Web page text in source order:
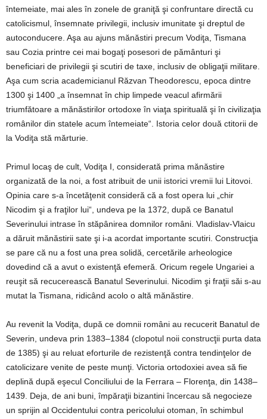
întemeiate, mai ales în zonele de graniţă şi confruntare directă cu
catolicismul, însemnate privilegii, inclusiv imunitate şi dreptul de
autoconducere. Aşa au ajuns mănăstiri precum Vodiţa, Tismana
sau Cozia printre cei mai bogaţi posesori de pământuri şi
beneficiari de privilegii şi scutiri de taxe, inclusiv de obligaţii militare.
Aşa cum scria academicianul Răzvan Theodorescu, epoca dintre
1300 şi 1400 „a însemnat în chip limpede veacul afirmării
triumfătoare a mănăstirilor ortodoxe în viaţa spirituală şi în civilizaţia
românilor din statele acum întemeiate“. Istoria celor două ctitorii de
la Vodiţa stă mărturie.
Primul locaş de cult, Vodiţa I, considerată prima mănăstire
organizată de la noi, a fost atribuit de unii istorici vremii lui Litovoi.
Opinia care s-a încetăţenit consideră că a fost opera lui „chir
Nicodim şi a fraţilor lui“, undeva pe la 1372, după ce Banatul
Severinului intrase în stăpânirea domnilor români. Vladislav-Vlaicu
a dăruit mănăstirii sate şi i-a acordat importante scutiri. Construcţia
se pare că nu a fost una prea solidă, cercetările arheologice
dovedind că a avut o existenţă efemeră. Oricum regele Ungariei a
reuşit să recucerească Banatul Severinului. Nicodim şi fraţii săi s-au
mutat la Tismana, ridicând acolo o altă mănăstire.
Au revenit la Vodiţa, după ce domnii români au recucerit Banatul de
Severin, undeva prin 1383–1384 (clopotul noii construcţii purta data
de 1385) şi au reluat eforturile de rezistenţă contra tendinţelor de
catolicizare venite de peste munţi. Victoria ortodoxiei avea să fie
deplină după eşecul Conciliului de la Ferrara – Florenţa, din 1438–
1439. Deja, de ani buni, împăraţii bizantini încercau să negocieze
un sprijin al Occidentului contra pericolului otoman, în schimbul